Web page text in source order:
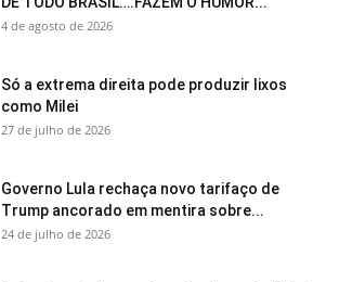
4 de agosto de 2026
Só a extrema direita pode produzir lixos
como Milei
27 de julho de 2026
Governo Lula rechaça novo tarifaço de
Trump ancorado em mentira sobre...
24 de julho de 2026